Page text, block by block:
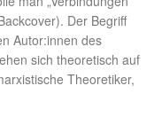
Der Begriff
Autor:innen des
sich theoretisch auf
Theoretiker,